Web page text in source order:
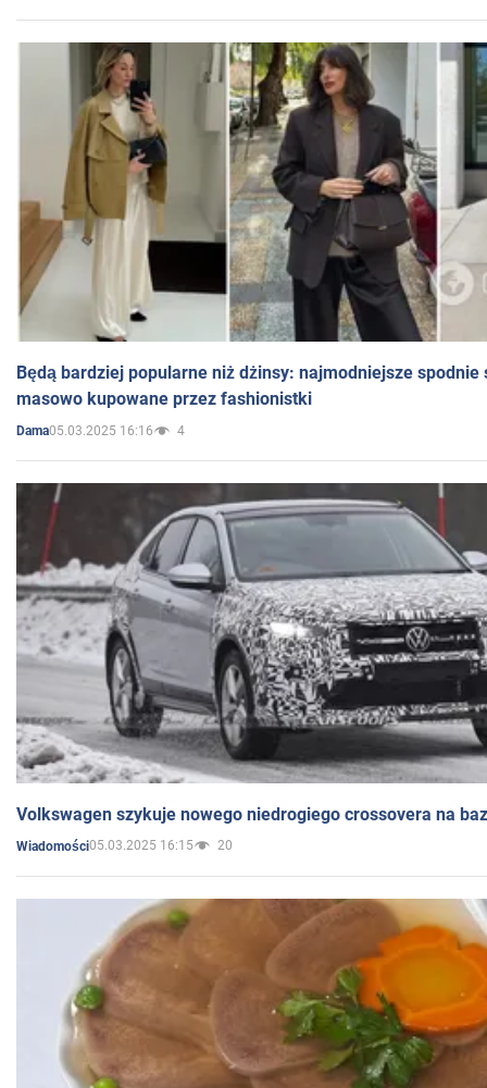
Będą bardziej popularne niż dżinsy: najmodniejsze spodnie
masowo kupowane przez fashionistki
Dama05.03.2025 16:16 4
Volkswagen szykuje nowego niedrogiego crossovera na
Wiadomości05.03.2025 16:15 20